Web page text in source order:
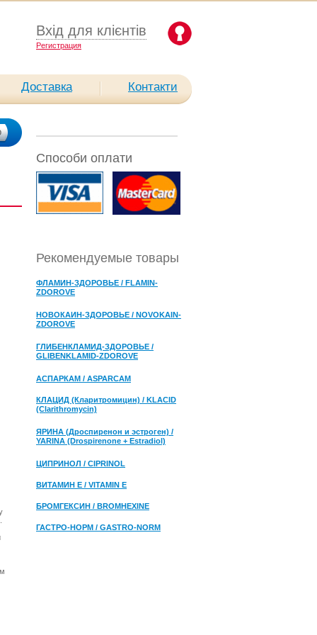
Вхід для клієнтів
Pегистрация
Доставка Контакти
Способи оплати
Рекомендуемые товары
ФЛАМИН-ЗДОРОВЬЕ / FLAMIN-
ZDOROVE
НОВОКАИН-ЗДОРОВЬЕ / NOVOKAIN-
ZDOROVE
ГЛИБЕНКЛАМИД-ЗДОРОВЬЕ /
GLIBENKLAMID-ZDOROVE
АСПАРКАМ / ASPARCAM
КЛАЦИД (Кларитромицин) / KLACID
(Clarithromycin)
ЯРИНА (Дроспиренон и эстроген) /
YARINA (Drospirenone + Estradiol)
ЦИПРИНОЛ / CIPRINOL
ВИТАМИН Е / VITAMIN E
БРОМГЕКСИН / BROMHEXINE
ГАСТРО-НОРМ / GASTRO-NORM